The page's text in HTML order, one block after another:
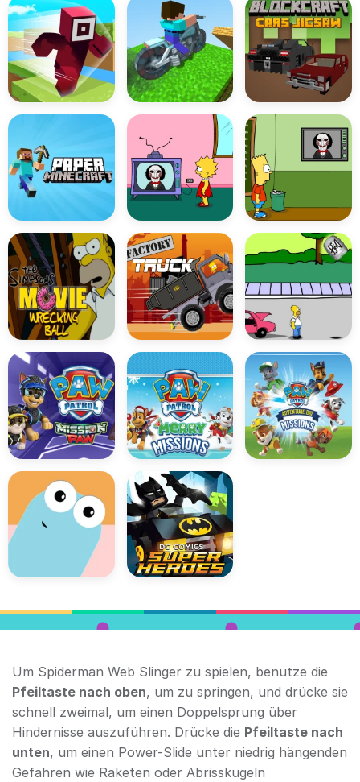
Um Spiderman Web Slinger zu spielen, benutze die
Pfeiltaste nach oben, um zu springen, und drücke sie
schnell zweimal, um einen Doppelsprung über
Hindernisse auszuführen. Drücke die Pfeiltaste nach
unten, um einen Power-Slide unter niedrig hängenden
Gefahren wie Raketen oder Abrisskugeln